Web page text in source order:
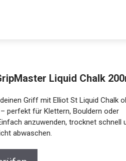
Liquid Chalk
Griff mit Elliot St Liquid Chalk
– perfekt für Klettern, Bouldern
Einfach anzuwenden, trocknet
Jetzt anschauen